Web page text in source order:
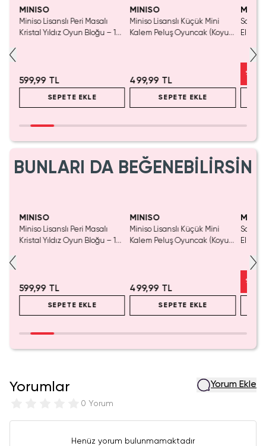
MINISO
Miniso Lisanslı Peri Masalı
Kristal Yıldız Oyun Bloğu – 14
599,99 TL
SEPETE EKLE
MINISO
Miniso Lisanslı Küçük Mini
Kalem Peluş Oyuncak (Koyu
499,99 TL
SEPETE EKLE
Sanrio
Elma
%
BUNLARI DA BEĞENEBİLİRSİN
MINISO
Miniso Lisanslı Peri Masalı
Kristal Yıldız Oyun Bloğu – 14
599,99 TL
SEPETE EKLE
MINISO
Miniso Lisanslı Küçük Mini
Kalem Peluş Oyuncak (Koyu
499,99 TL
SEPETE EKLE
Sanrio
Elma
%
Yorumlar
0 Yorum
Yorum Ekle
Henüz yorum bulunmamaktadır